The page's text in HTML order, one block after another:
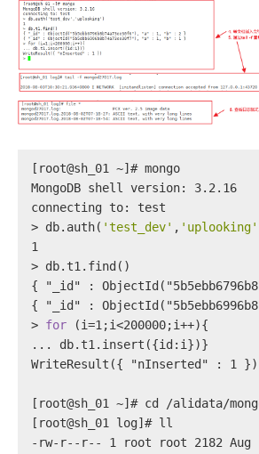
[root@sh_01 ~]# mongo
MongoDB shell version: 3.2.16
connecting to: test
> db.auth( 'test_dev' , 'uplooking'
1
> db.t1.find()
{ "_id" :
{ "_id" :
> for (i=1;i<200000;i++){
... db.t1.insert({id:i})}
WriteResult({ "nInserted" : 1 })
[root@sh_01 ~]# cd /alidata/
[root@sh_01 log]# ll
-rw-r--r-- 1 root root 2182 Aug